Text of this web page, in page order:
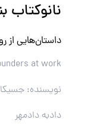
نانوکتاب
داستان‌هایی از
at work
نویسنده: جسیکا
دادبه دادمهر